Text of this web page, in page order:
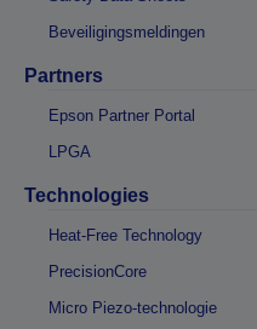
Beveiligingsmeldingen
Partners
Epson Partner Portal
LPGA
Technologies
Heat-Free Technology
PrecisionCore
Micro Piezo-technologie